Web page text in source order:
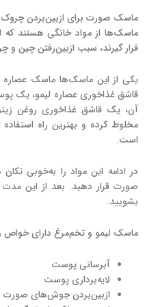
ماسک صورت برای ازبین‌بردن
ماسک‌ها از مواد خانگی هستند که
قرار گیرند، سبب ازبین‌رفتن چین
یکی از این ماسک‌ها ماسک
قاشق غذاخوری عصاره لیمو، یک
مخلوط کرده و بهترین راه
است.
صورت قرار دهید. بعد از این
بشویید.
ماسک لیمو و تخم‌مرغ دارای
آبرسانی پوست
لایه‌برداری پوست
ازبین‌بردن جوش‌های صورت